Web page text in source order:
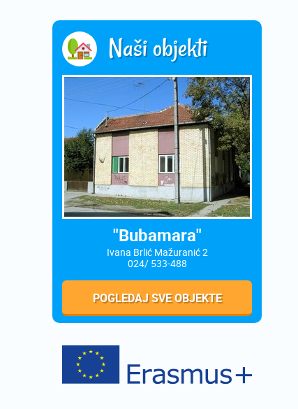
Naši objekti
"Bubamara"
Ivana Brlić Mažuranić 2
024/ 533-488
POGLEDAJ SVE OBJEKTE